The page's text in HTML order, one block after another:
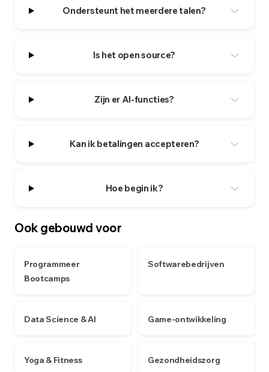
Ondersteunt het meerdere talen?
Is het open source?
Zijn er AI-functies?
Kan ik betalingen accepteren?
Hoe begin ik?
Ook gebouwd voor
Programmeer
Bootcamps
Softwarebedrijven
Data Science & AI Game-ontwikkeling
Yoga & Fitness Gezondheidszorg